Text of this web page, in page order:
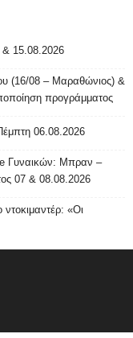
& 15.08.2026
(16/08 – Μαραθώνιος) &
προγράμματος
06.08.2026
Γυναικών: Μπραν –
07 & 08.08.2026
«Οι